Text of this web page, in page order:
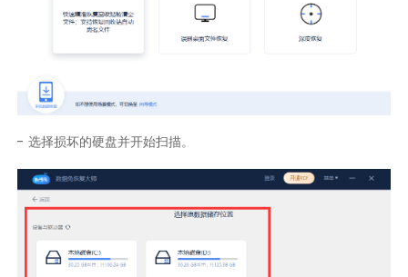
- 选择损坏的硬盘并开始扫描。